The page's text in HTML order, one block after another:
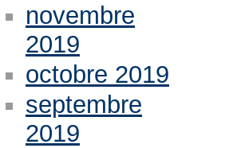
novembre
2019
octobre 2019
septembre
2019